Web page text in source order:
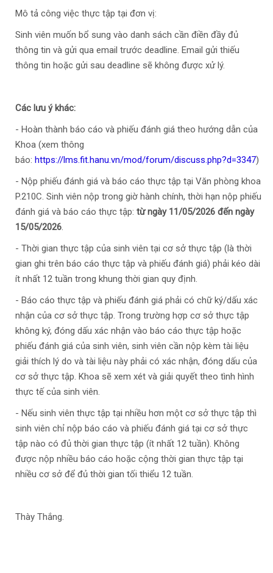
Mô tả công việc thực tập tại đơn vị:
Sinh viên muốn bổ sung vào danh sách cần điền đầy đủ
thông tin và gửi qua email trước deadline. Email gửi thiếu
thông tin hoặc gửi sau deadline sẽ không được xử lý.
Các lưu ý khác:
- Hoàn thành báo cáo và phiếu đánh giá theo hướng dẫn của
Khoa (xem thông
báo: https://lms.fit.hanu.vn/mod/forum/discuss.php?d=3347)
- Nộp phiếu đánh giá và báo cáo thực tập tại Văn phòng khoa
P.210C. Sinh viên nộp trong giờ hành chính, thời hạn nộp phiếu
đánh giá và báo cáo thực tập: từ ngày 11/05/2026 đến ngày
15/05/2026.
- Thời gian thực tập của sinh viên tại cơ sở thực tập (là thời
gian ghi trên báo cáo thực tập và phiếu đánh giá) phải kéo dài
ít nhất 12 tuần trong khung thời gian quy định.
- Báo cáo thực tập và phiếu đánh giá phải có chữ ký/dấu xác
nhận của cơ sở thực tập. Trong trường hợp cơ sở thực tập
không ký, đóng dấu xác nhận vào báo cáo thực tập hoặc
phiếu đánh giá của sinh viên, sinh viên cần nộp kèm tài liệu
giải thích lý do và tài liệu này phải có xác nhận, đóng dấu của
cơ sở thực tập. Khoa sẽ xem xét và giải quyết theo tình hình
thực tế của sinh viên.
- Nếu sinh viên thực tập tại nhiều hơn một cơ sở thực tập thì
sinh viên chỉ nộp báo cáo và phiếu đánh giá tại cơ sở thực
tập nào có đủ thời gian thực tập (ít nhất 12 tuần). Không
được nộp nhiều báo cáo hoặc cộng thời gian thực tập tại
nhiều cơ sở để đủ thời gian tối thiểu 12 tuần.
Thày Thắng.